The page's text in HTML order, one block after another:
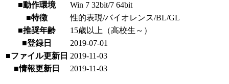
■動作環境
Win 7 32bit/7 64bit
■特徴
性的表現/バイオレンス/BL/GL
■推奨年齢
15歳以上（高校生～）
■登録日
2019-07-01
■ファイル更新日 2019-11-03
■情報更新日
2019-11-03